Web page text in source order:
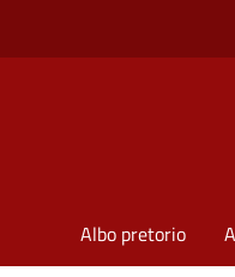
Albo pretorio